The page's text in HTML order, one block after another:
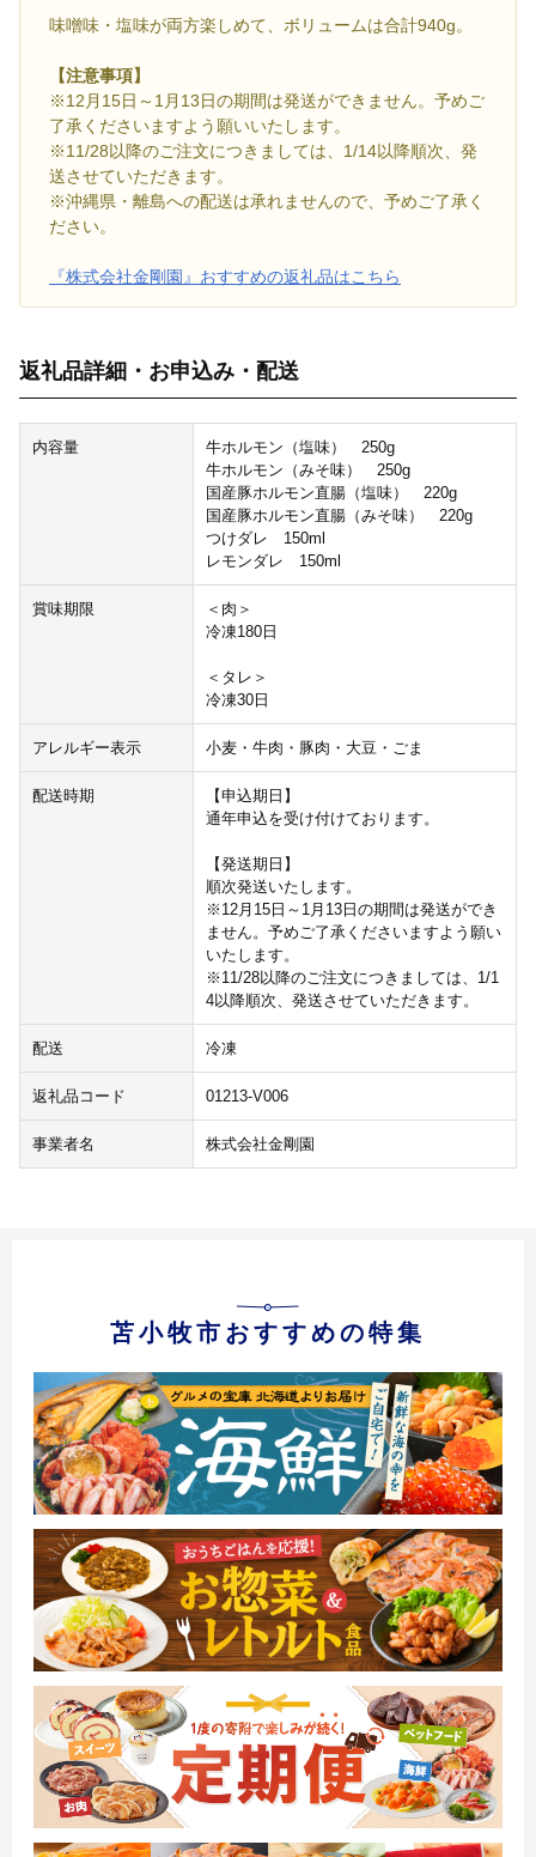
味噌味・塩味が両方楽しめて、ボリュームは合計940g。
【注意事項】
※12月15日～1月13日の期間は発送ができません。予めご
了承くださいますよう願いいたします。
※11/28以降のご注文につきましては、1/14以降順次、発
送させていただきます。
※沖縄県・離島への配送は承れませんので、予めご了承く
ださい。
『株式会社金剛園』おすすめの返礼品はこちら
返礼品詳細・お申込み・配送
内容量
牛ホルモン（塩味） 250g
牛ホルモン（みそ味） 250g
国産豚ホルモン直腸（塩味） 220g
国産豚ホルモン直腸（みそ味） 220g
つけダレ 150ml
レモンダレ 150ml
賞味期限
＜肉＞
冷凍180日
＜タレ＞
冷凍30日
アレルギー表示 小麦・牛肉・豚肉・大豆・ごま
配送時期
【申込期日】
通年申込を受け付けております。
【発送期日】
順次発送いたします。
※12月15日～1月13日の期間は発送ができ
ません。予めご了承くださいますよう願い
いたします。
※11/28以降のご注文につきましては、1/1
4以降順次、発送させていただきます。
配送 冷凍
返礼品コード 01213-V006
事業者名 株式会社金剛園
苫小牧市おすすめの特集